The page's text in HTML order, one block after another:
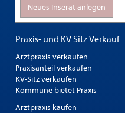
Neues Inserat anlegen
Praxis- und KV Sitz Verkauf
Arztpraxis verkaufen
Praxisanteil verkaufen
KV-Sitz verkaufen
Kommune bietet Praxis
Arztpraxis kaufen